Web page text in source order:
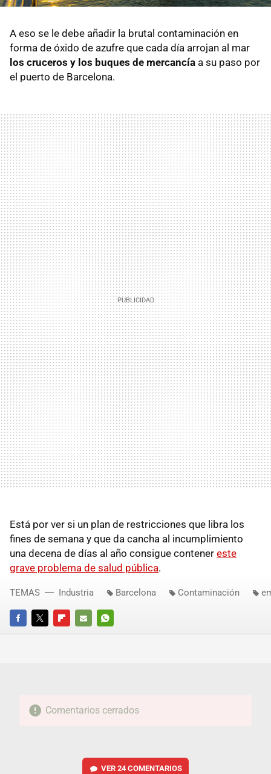
A eso se le debe añadir la brutal contaminación en
forma de óxido de azufre que cada día arrojan al mar
los cruceros y los buques de mercancía a su paso por
el puerto de Barcelona.
Está por ver si un plan de restricciones que libra los
fines de semana y que da cancha al incumplimiento
una decena de días al año consigue contener este
grave problema de salud pública.
FACEBOOKTWITTERFLIPBOARD
E-
WHATSAPP
TEMAS Industria Barcelona Contaminación
Comentarios cerrados
VER 24 COMENTARIOS